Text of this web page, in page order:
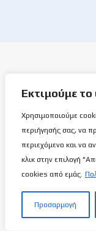
Εκτιμούμε
Χρησιμοποιούμε
περιήγησής σας, να
περιεχόμενο και να
κλικ στην επιλογή
cookies από εμάς.
Προσαρμογή
Το Basketball
Μια νέα ιστοσελίδα
σας, η
Κανένα μα κανένα
θα είναιανώνυμο!